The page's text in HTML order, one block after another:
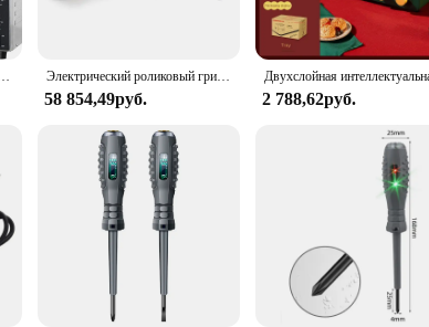
allows for precise cooking, ensuring that your meals are
Its large capacity means you can cook for larger groups, and
it an adaptable addition to any kitchen. Its energy-efficient
go-to appliance for busy households and professional kitchens
excellent choice.
камнем для пиццы, многофункциональная домашняя печь для пиццы для использования в ресторане, 120 В/3200 Электрический роликовый гриль для хот-догов с двойным контролем температуры, 7-роликовая и двухэтажная коммерческая электрическая печь для пиццы для хот-догов
58 854,49руб. 2 788,62руб.